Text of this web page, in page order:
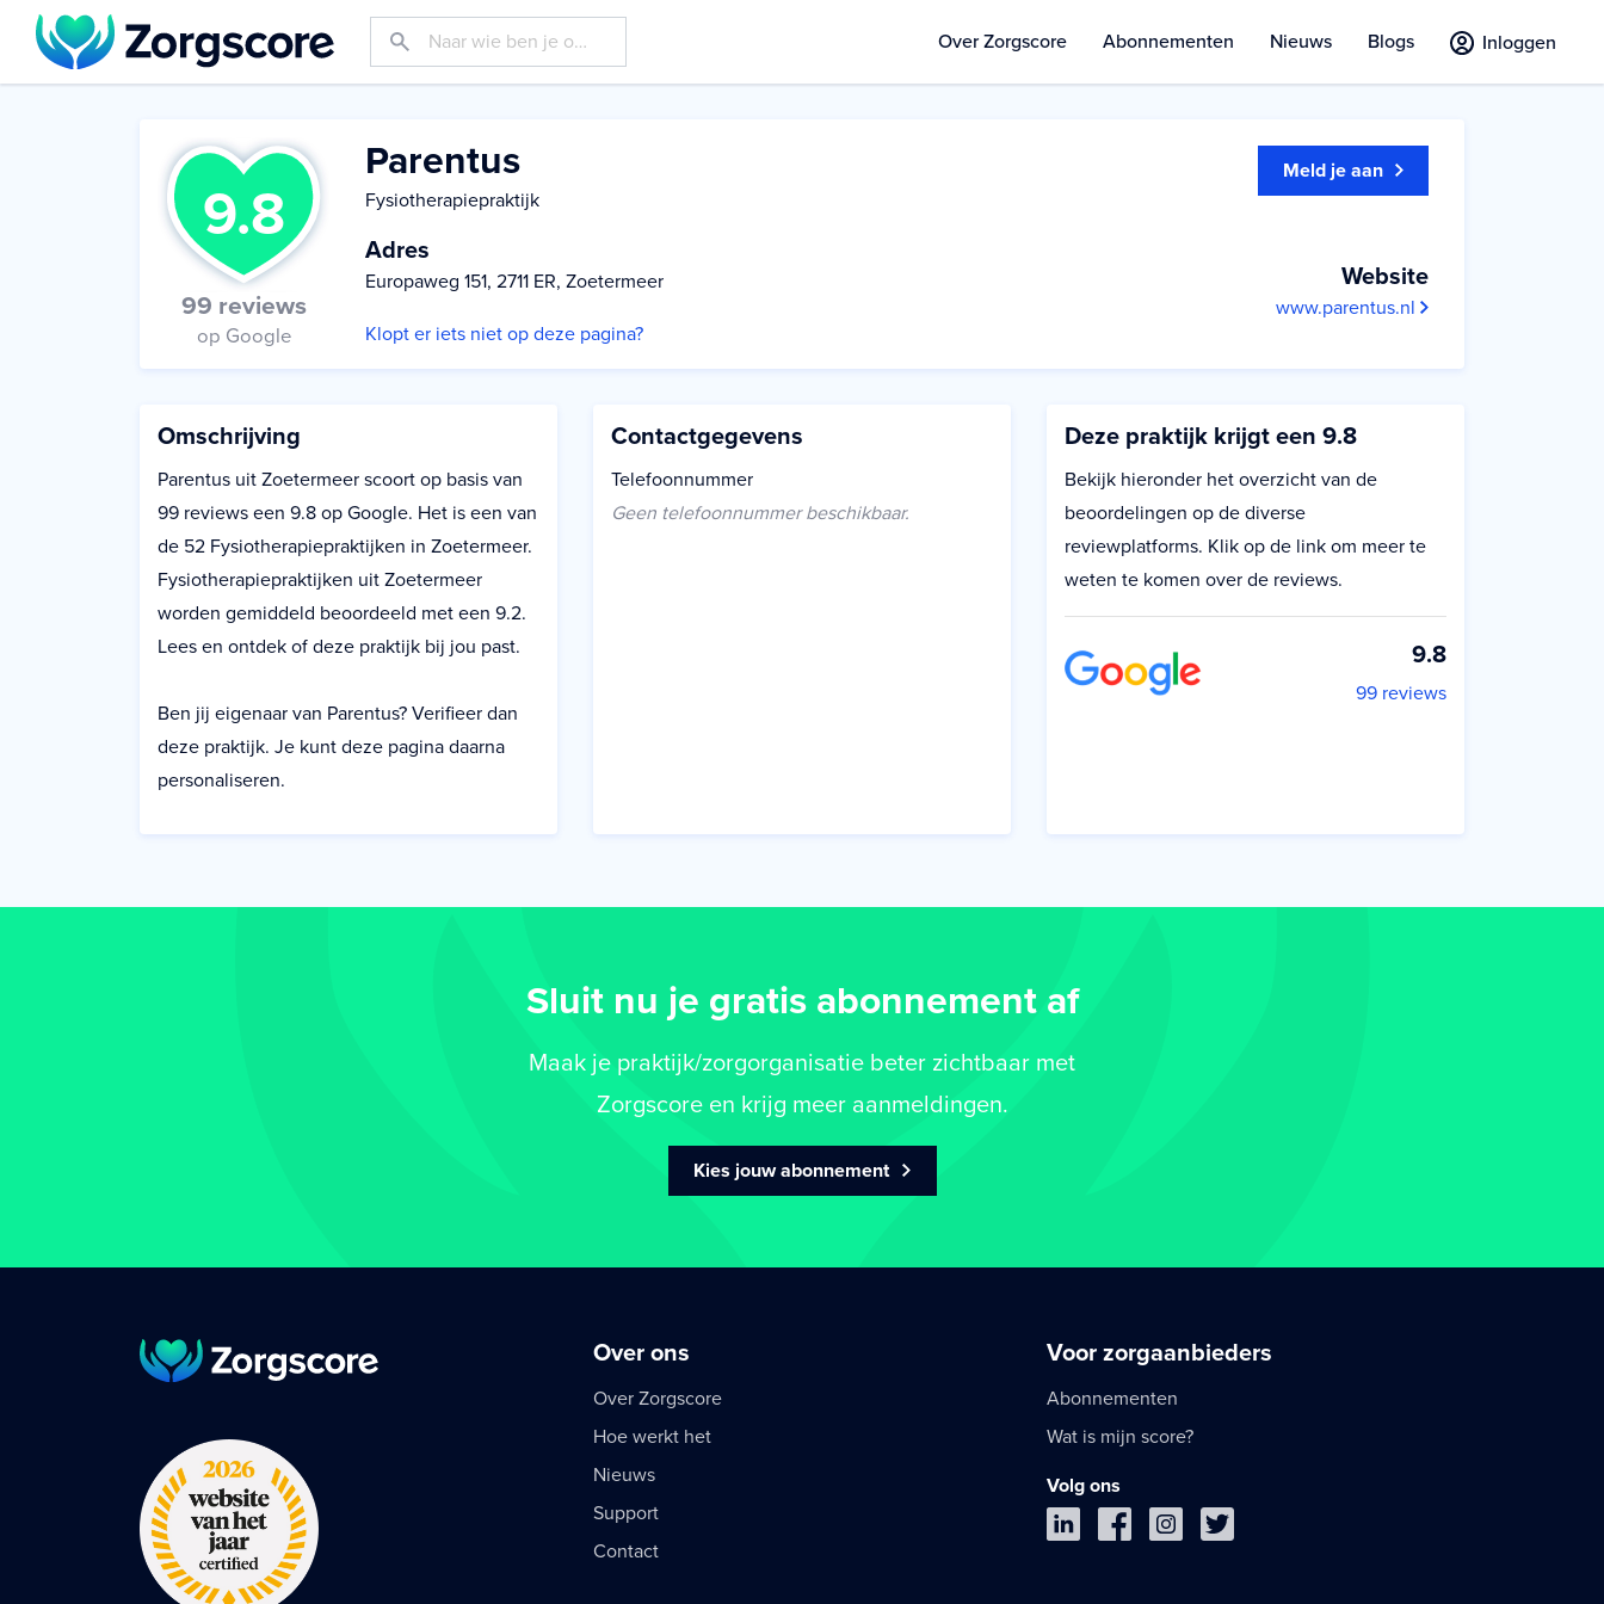
Over Zorgscore Abonnementen Nieuws Blogs Inloggen
9.8
99 reviews
op Google
Parentus
Fysiotherapiepraktijk
Adres
Europaweg 151, 2711 ER, Zoetermeer
Klopt er iets niet op deze pagina?
Meld je aan
Website
www.parentus.nl
Omschrijving
Parentus uit Zoetermeer scoort op basis van
99 reviews een 9.8 op Google. Het is een van
de 52 Fysiotherapiepraktijken in Zoetermeer.
Fysiotherapiepraktijken uit Zoetermeer
worden gemiddeld beoordeeld met een 9.2.
Lees en ontdek of deze praktijk bij jou past.
Ben jij eigenaar van Parentus? Verifieer dan
deze praktijk. Je kunt deze pagina daarna
personaliseren.
Contactgegevens
Telefoonnummer
Geen telefoonnummer beschikbaar.
Deze praktijk krijgt een 9.8
Bekijk hieronder het overzicht van de
beoordelingen op de diverse
reviewplatforms. Klik op de link om meer te
weten te komen over de reviews.
9.8
99 reviews
Sluit nu je gratis abonnement af
Maak je praktijk/zorgorganisatie beter zichtbaar met
Zorgscore en krijg meer aanmeldingen.
Kies jouw abonnement
Over ons
Over Zorgscore
Hoe werkt het
Nieuws
Support
Contact
Voor zorgaanbieders
Abonnementen
Wat is mijn score?
Volg ons